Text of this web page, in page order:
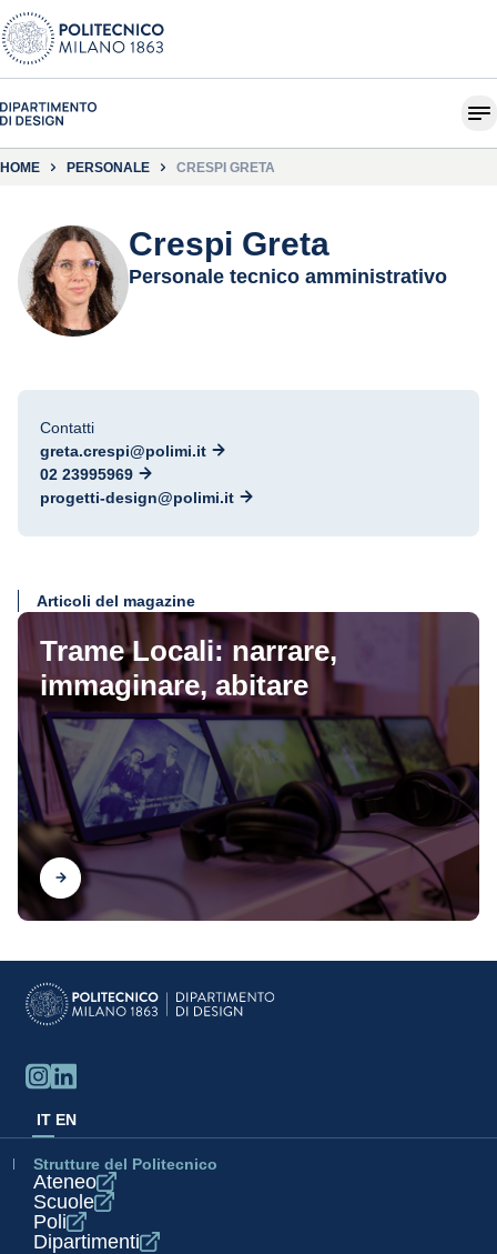
HOME PERSONALE CRESPI GRETA
Crespi Greta
Personale tecnico amministrativo
Contatti
greta.crespi@polimi.it
02 23995969
progetti-design@polimi.it
Articoli del magazine
Trame Locali: narrare,
immaginare, abitare
Scopri
IT EN
Strutture del Politecnico
Ateneo
Scuole
Poli
Dipartimenti